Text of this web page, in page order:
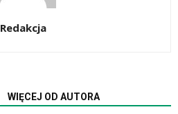
Redakcja
WIĘCEJ OD AUTORA